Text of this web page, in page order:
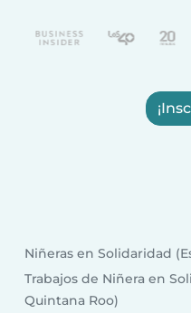
Niñeras en Solidaridad
Trabajos de Niñera en
Quintana Roo)